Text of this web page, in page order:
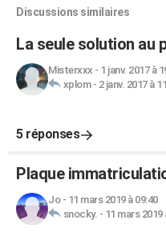
Discussions similaires
La seule solution au
Misterxxx - 1 janv. 2017 à
xplom- 2 janv. 2017 à
5 réponses
Plaque
Jo- 11 mars 2019 à 09:40
snocky. - 11 mars 2019